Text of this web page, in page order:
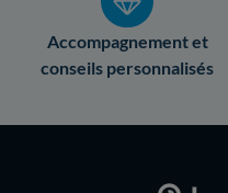
Accompagnement et
conseils personnalisés